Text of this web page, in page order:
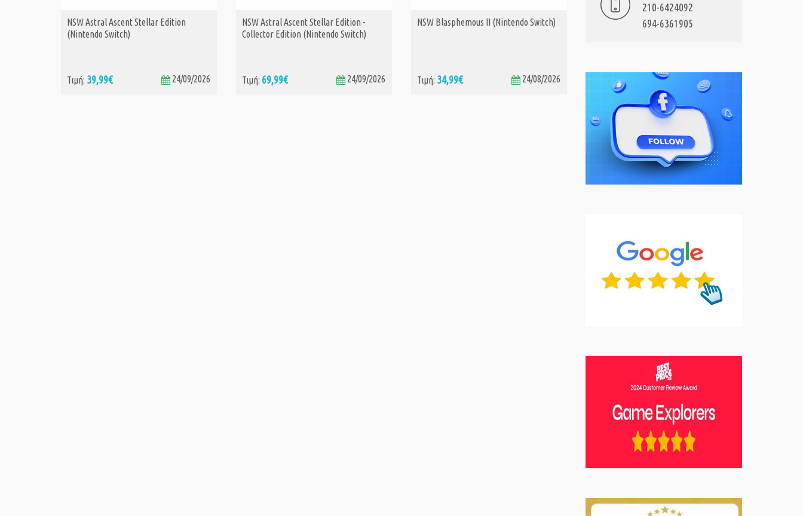
ΑΓΟΡΑ
NSW Astral Ascent Stellar Edition
(Nintendo Switch)
Τιμή: 39,99€ 24/09/2026
ΑΓΟΡΑ
NSW Astral Ascent Stellar Edition -
Collector Edition (Nintendo Switch)
Τιμή: 69,99€ 24/09/2026
ΑΓΟΡΑ
NSW Blasphemous II (Nintendo Switch)
Τιμή: 34,99€ 24/08/2026
ΑΓΟΡΑ
NSW DEER & BOY DELUXE EDITION
39,99€ 20/10/2026
210-6424092
694-6361905